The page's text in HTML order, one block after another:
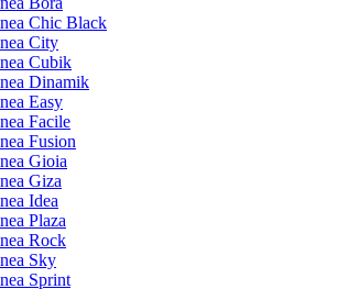
Chic Black
City
Cubik
Dinamik
Easy
Facile
Fusion
Gioia
Giza
Idea
Plaza
Rock
Sky
Sprint